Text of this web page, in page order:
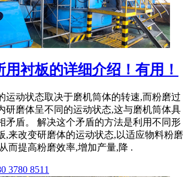
用衬板的详细介绍！有用！
运动状态取决于磨机筒体的转速,而粉磨过
研磨体呈不同的运动状态,这与磨机筒体具
矛盾。 解决这个矛盾的方法是利用不同形
,来改变研磨体的运动状态,以适应物料粉磨
而提高粉磨效率,增加产量,降 .
3780 8511